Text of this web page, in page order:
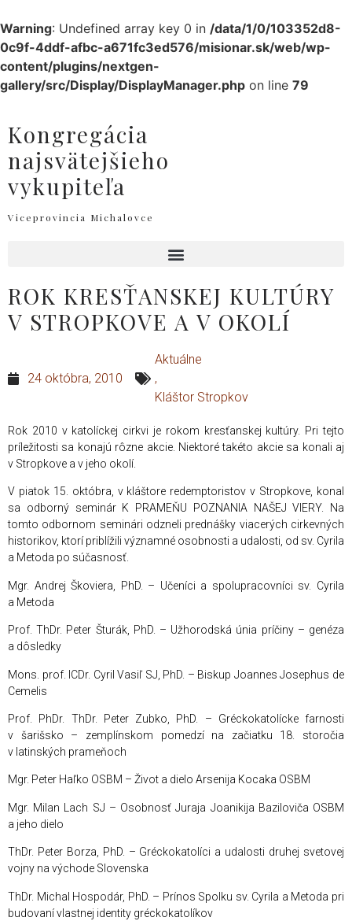
Warning: Undefined array key 0 in /data/1/0/103352d8-
0c9f-4ddf-afbc-a671fc3ed576/misionar.sk/web/wp-
content/plugins/nextgen-
gallery/src/Display/DisplayManager.php on line 79
Kongregácia
najsvätejšieho
vykupiteľa
Viceprovincia Michalovce
ROK KRESŤANSKEJ KULTÚRY
V STROPKOVE A V OKOLÍ
24 októbra, 2010
Aktuálne
,
Kláštor Stropkov
Rok 2010 v katolíckej cirkvi je rokom kresťanskej kultúry. Pri tejto
príležitosti sa konajú rôzne akcie. Niektoré takéto akcie sa konali aj
v Stropkove a v jeho okolí.
V piatok 15. októbra, v kláštore redemptoristov v Stropkove, konal
sa odborný seminár K PRAMEŇU POZNANIA NAŠEJ VIERY. Na
tomto odbornom seminári odzneli prednášky viacerých cirkevných
historikov, ktorí priblížili významné osobnosti a udalosti, od sv. Cyrila
a Metoda po súčasnosť.
Mgr. Andrej Škoviera, PhD. – Učeníci a spolupracovníci sv. Cyrila
a Metoda
Prof. ThDr. Peter Šturák, PhD. – Užhorodská únia príčiny – genéza
a dôsledky
Mons. prof. ICDr. Cyril Vasiľ SJ, PhD. – Biskup Joannes Josephus de
Cemelis
Prof. PhDr. ThDr. Peter Zubko, PhD. – Gréckokatolícke farnosti
v šarišsko – zemplínskom pomedzí na začiatku 18. storočia
v latinských prameňoch
Mgr. Peter Haľko OSBM – Život a dielo Arsenija Kocaka OSBM
Mgr. Milan Lach SJ – Osobnosť Juraja Joanikija Baziloviča OSBM
a jeho dielo
ThDr. Peter Borza, PhD. – Gréckokatolíci a udalosti druhej svetovej
vojny na východe Slovenska
ThDr. Michal Hospodár, PhD. – Prínos Spolku sv. Cyrila a Metoda pri
budovaní vlastnej identity gréckokatolíkov